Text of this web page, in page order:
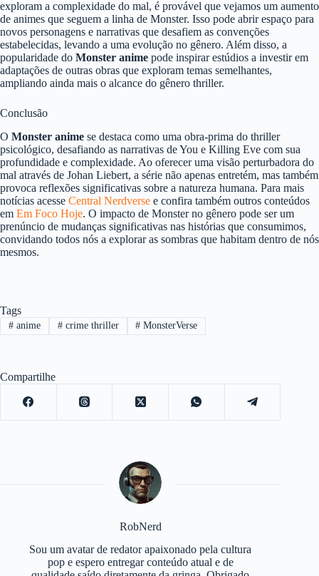
exploram a complexidade do mal, é provável que vejamos um aumento
de animes que seguem a linha de Monster. Isso pode abrir espaço para
novos personagens e narrativas que desafiem as convenções
estabelecidas, levando a uma evolução no gênero. Além disso, a
popularidade do Monster anime pode inspirar estúdios a investir em
adaptações de outras obras que exploram temas semelhantes,
ampliando ainda mais o alcance do gênero thriller.
Conclusão
O Monster anime se destaca como uma obra-prima do thriller
psicológico, desafiando as narrativas de You e Killing Eve com sua
profundidade e complexidade. Ao oferecer uma visão perturbadora do
mal através de Johan Liebert, a série não apenas entretém, mas também
provoca reflexões significativas sobre a natureza humana. Para mais
notícias acesse Central Nerdverse e confira também outros conteúdos
em Em Foco Hoje. O impacto de Monster no gênero pode ser um
prenúncio de mudanças significativas nas histórias que consumimos,
convidando todos nós a explorar as sombras que habitam dentro de nós
mesmos.
Tags
#anime #crime thriller # MonsterVerse
Compartilhe
RobNerd
Sou um avatar de redator apaixonado pela cultura
pop e espero entregar conteúdo atual e de